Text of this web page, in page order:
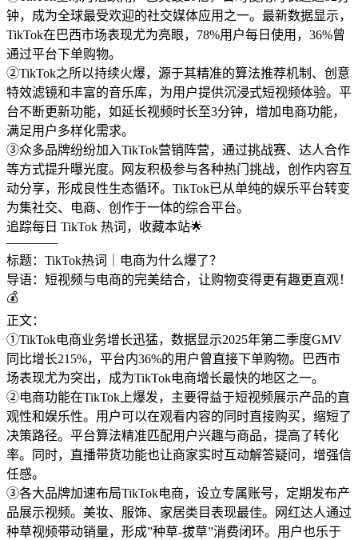
钟，成为全球最受欢迎的社交媒体应用之一。最新数据显示，
TikTok在巴西市场表现尤为亮眼，78%用户每日使用，36%曾
通过平台下单购物。
②TikTok之所以持续火爆，源于其精准的算法推荐机制、创意
特效滤镜和丰富的音乐库，为用户提供沉浸式短视频体验。平
台不断更新功能，如延长视频时长至3分钟，增加电商功能，
满足用户多样化需求。
③众多品牌纷纷加入TikTok营销阵营，通过挑战赛、达人合作
等方式提升曝光度。网友积极参与各种热门挑战，创作内容互
动分享，形成良性生态循环。TikTok已从单纯的娱乐平台转变
为集社交、电商、创作于一体的综合平台。
追踪每日 TikTok 热词，收藏本站🌟
————
标题：TikTok热词｜电商为什么爆了？
导语：短视频与电商的完美结合，让购物变得更有趣更直观！
💰
正文：
①TikTok电商业务增长迅猛，数据显示2025年第二季度GMV
同比增长215%，平台内36%的用户曾直接下单购物。巴西市
场表现尤为突出，成为TikTok电商增长最快的地区之一。
②电商功能在TikTok上爆发，主要得益于短视频展示产品的直
观性和娱乐性。用户可以在观看内容的同时直接购买，缩短了
决策路径。平台算法精准匹配用户兴趣与商品，提高了转化
率。同时，直播带货功能也让商家实时互动解答疑问，增强信
任感。
③各大品牌加速布局TikTok电商，设立专属账号，定期发布产
品展示视频。美妆、服饰、家居类目表现最佳。网红达人通过
种草视频带动销量，形成”种草-拔草”消费闭环。用户也乐于